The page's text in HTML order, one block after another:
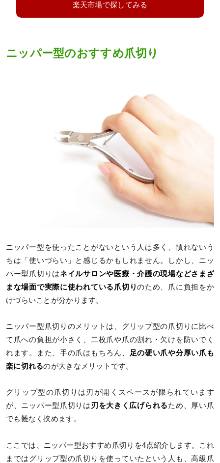
楽天市場で探してみる
ニッパー型のおすすめ爪切り
ニッパー型を使ったことがないという人は多く、慣れないう
ちは「使いづらい」と感じるかもしれません。しかし、ニッ
パー型爪切りはネイルサロンや医療・介護の現場などさまざ
まな場面で実際に使われている爪切りのため、爪に負担をか
けづらいことが分かります。
ニッパー型爪切りのメリットは、グリップ型の爪切りに比べ
て爪への負担が小さく、二枚爪や爪の割れ・欠けを防いでく
れます。また、手の爪はもちろん、 足の硬い爪や分厚い爪も
楽に切れるのが大きなメリットです。
グリップ型の爪切りは刃が開くスペースが限られています
が、ニッパー型爪切りは刃を大きく広げられるため、厚い爪
でも難なく挟めます。
ここでは、ニッパー型おすすめ爪切りを4点紹介します。これ
まではグリップ型の爪切りを使っていたという人も、高級爪